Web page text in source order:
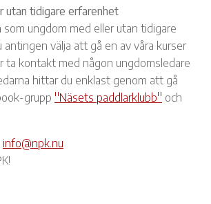
utan tidigare erfarenhet
som ungdom med eller utan tidigare
välja att gå en av våra kurser
ta kontakt med någon ungdomsledare
hittar du enklast genom att gå
grupp ''Näsets paddlarklubb'' och
info@npk.nu